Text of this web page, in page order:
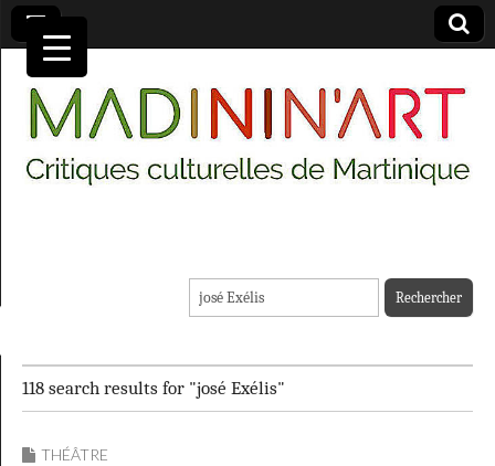
MADININ'ART
Rechercher :
118 search results for "josé Exélis"
THÉÂTRE